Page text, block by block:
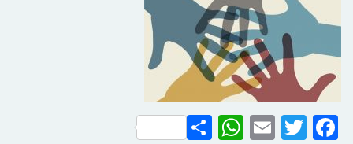
Facebook
Twitter
Email
WhatsApp
Share